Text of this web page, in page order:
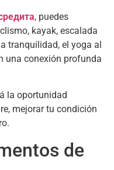
, puedes
, kayak, escalada
tranquilidad, el yoga al
una conexión profunda
la oportunidad
, mejorar tu condición
.
de